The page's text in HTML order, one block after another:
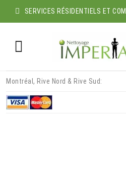
SERVICES RÉSIDENTIELS ET
content
Montréal, Rive Nord & Rive Sud: